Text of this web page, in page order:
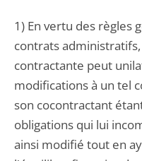
1) En vertu des règles
contrats
contractante peut
modifications à un tel
son cocontractant
obligations qui lui
ainsi modifié tout en